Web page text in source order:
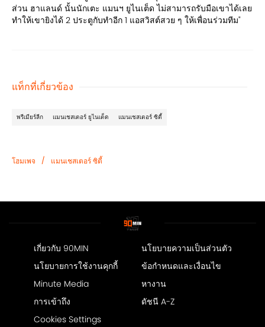
ส่วน ฮาแลนด์ นั้นนักเตะ แมนฯ ยูไนเต็ด ไม่สามารถรับมือเขาได้เลย
ทำให้เขายิงได้ 2 ประตูกับทำอีก 1 แอสวิสต์สวย ๆ ให้เพื่อนร่วมทีม"
แท็กที่เกี่ยวข้อง
พรีเมียร์ลีก แมนเชสเตอร์ ยูไนเต็ด แมนเชสเตอร์ ซิตี้
โฮมเพจ / แมนเชสเตอร์ ซิตี้
เกี่ยวกับ 90MIN
นโยบายความเป็นส่วนตัว
นโยบายการใช้งานคุกกี้
ข้อกำหนดและเงื่อนไข
Minute Media
หางาน
การเข้าถึง
ดัชนี A-Z
Cookies Settings